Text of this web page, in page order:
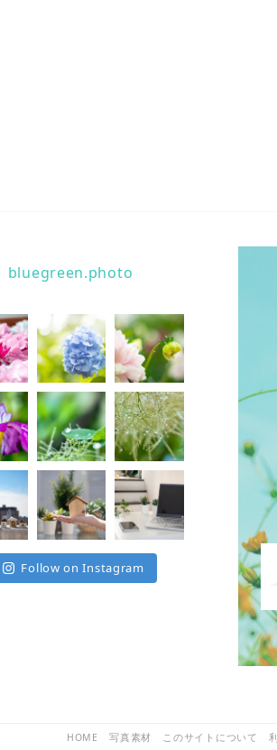
bluegreen.photo
Follow on Instagram
HOME 写真素材 このサイトについて